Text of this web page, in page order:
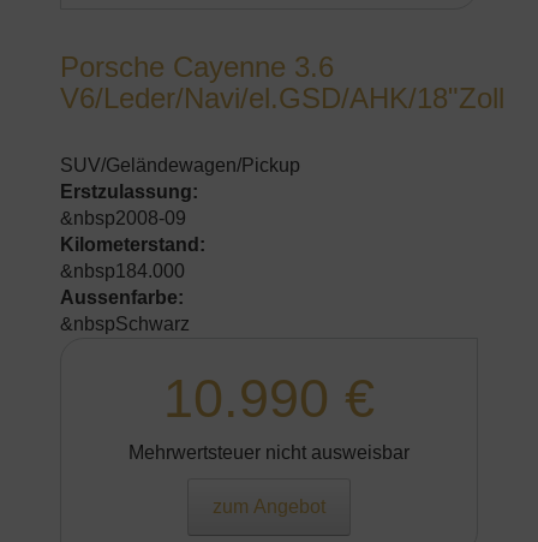
Porsche Cayenne 3.6
V6/Leder/Navi/el.GSD/AHK/18"Zoll
SUV/Geländewagen/Pickup
Erstzulassung:
&nbsp2008-09
Kilometerstand:
&nbsp184.000
Aussenfarbe:
&nbspSchwarz
10.990 €
Mehrwertsteuer nicht ausweisbar
zum Angebot